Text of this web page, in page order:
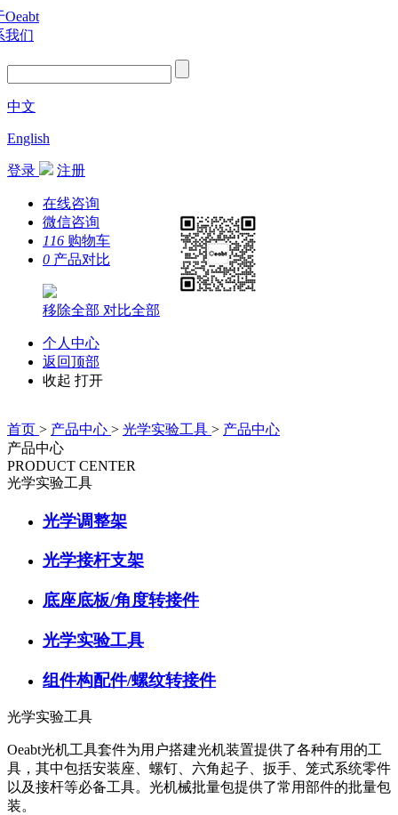
Oeabt
我们
中文
English
登录 注册
在线咨询
微信咨询
116 购物车
0 产品对比
移除全部 对比全部
个人中心
返回顶部
收起 打开
首页 > 产品中心 > 光学实验工具 > 产品中心
产品中心
PRODUCT CENTER
光学实验工具
光学调整架
光学接杆支架
底座底板/角度转接件
光学实验工具
组件构配件/螺纹转接件
光学实验工具
Oeabt光机工具套件为用户搭建光机装置提供了各种有用的工
具，其中包括安装座、螺钉、六角起子、扳手、笼式系统零件
以及接杆等必备工具。光机械批量包提供了常用部件的批量包
装。